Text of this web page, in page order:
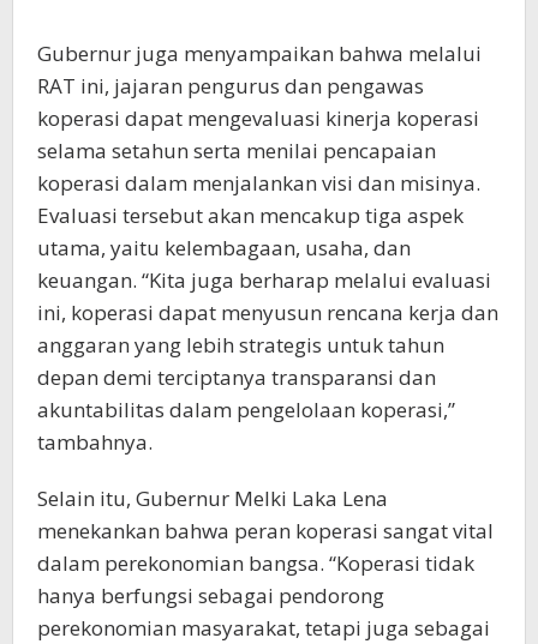
Gubernur juga menyampaikan bahwa melalui
RAT ini, jajaran pengurus dan pengawas
koperasi dapat mengevaluasi kinerja koperasi
selama setahun serta menilai pencapaian
koperasi dalam menjalankan visi dan misinya.
Evaluasi tersebut akan mencakup tiga aspek
utama, yaitu kelembagaan, usaha, dan
keuangan. “Kita juga berharap melalui evaluasi
ini, koperasi dapat menyusun rencana kerja dan
anggaran yang lebih strategis untuk tahun
depan demi terciptanya transparansi dan
akuntabilitas dalam pengelolaan koperasi,”
tambahnya.
Selain itu, Gubernur Melki Laka Lena
menekankan bahwa peran koperasi sangat vital
dalam perekonomian bangsa. “Koperasi tidak
hanya berfungsi sebagai pendorong
perekonomian masyarakat, tetapi juga sebagai